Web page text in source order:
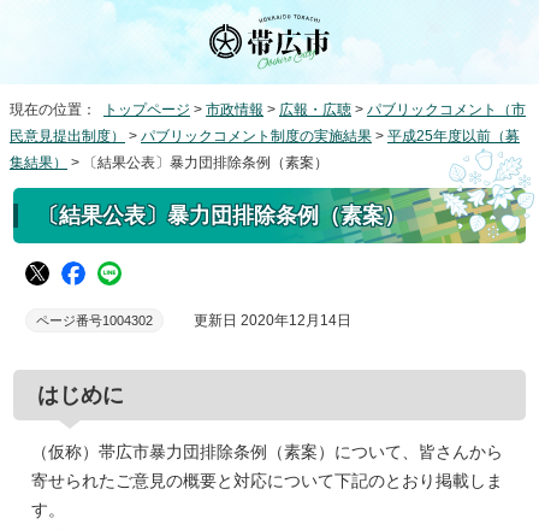
現在の位置： トップページ > 市政情報 > 広報・広聴 > パブリックコメント（市
民意見提出制度）
> パブリックコメント制度の実施結果 > 平成25年度以前（募
集結果）
> 〔結果公表〕暴力団排除条例（素案）
〔結果公表〕暴力団排除条例（素案）
ページ番号1004302 更新日 2020年12月14日
はじめに
（仮称）帯広市暴力団排除条例（素案）について、皆さんから
寄せられたご意見の概要と対応について下記のとおり掲載しま
す。